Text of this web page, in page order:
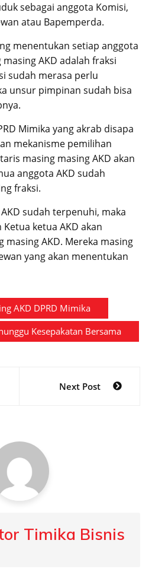
sebagai anggota Komisi,
atau Bapemperda.
menentukan setiap anggota
AKD adalah fraksi
sudah merasa perlu
unsur pimpinan sudah bisa
Mimika yang akrab disapa
mekanisme pemilihan
masing masing AKD akan
anggota AKD sudah
fraksi.
sudah terpenuhi, maka
ketua AKD akan
AKD. Mereka masing
yang akan menentukan
AKD DPRD Mimika
Kesepakatan Bersama
Next Post
Timika Bisnis